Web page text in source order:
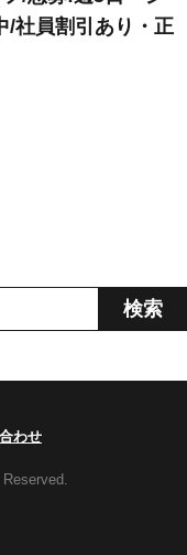
/社員割引あり・正
わせ